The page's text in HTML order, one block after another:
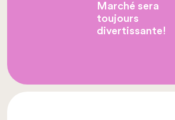
Marché sera
toujours
divertissante!